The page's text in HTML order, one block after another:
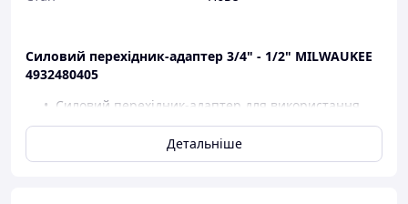
Силовий перехідник-адаптер 3/4" - 1/2" MILWAUKEE
4932480405
Силовий перехідник-адаптер для використання
з імпульсним інструментом,
SHOCKWAVE™ IMPACT DUTY
молібденова) – це високоякісна
Детальніше